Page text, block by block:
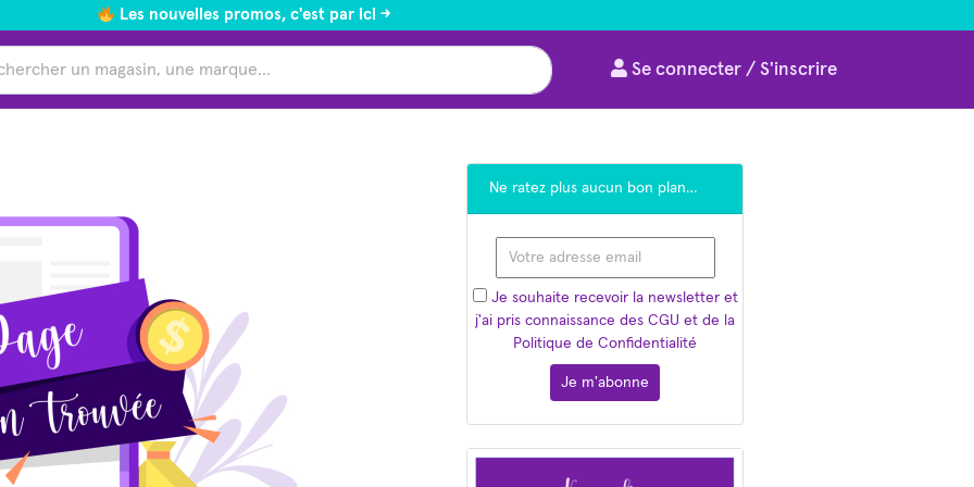
Les nouvelles promos, c'est par ici ->
Se connecter / S'inscrire
Ne ratez plus aucun bon plan…
Je souhaite recevoir la newsletter et
j'ai pris connaissance des CGU et de la
Politique de Confidentialité